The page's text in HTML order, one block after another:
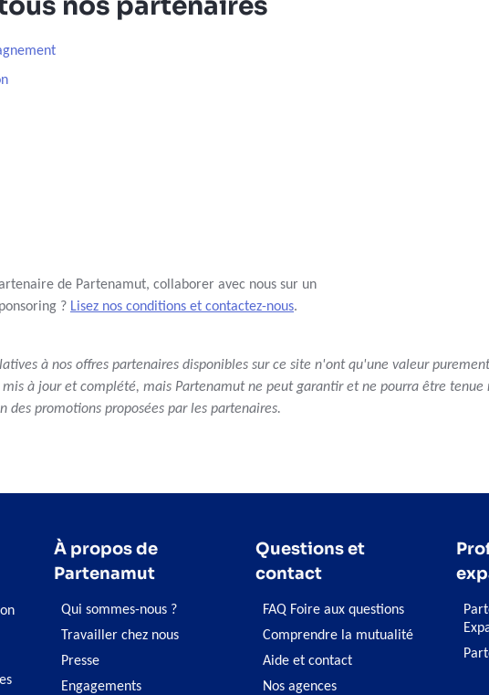
de Partenamut, collaborer avec nous sur un
? Lisez nos conditions et contactez-nous.
à nos offres partenaires disponibles sur ce site n'ont qu'une valeur
à jour et complété, mais Partenamut ne peut garantir et ne pourra être
des promotions proposées par les partenaires.
À propos de
Partenamut
Qui sommes-nous ?
Travailler chez nous
Presse
Engagements
Questions et
contact
FAQ Foire aux questions
Comprendre la mutualité
Aide et contact
Nos agences